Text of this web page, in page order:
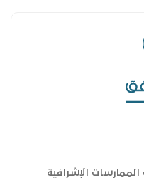
الإشرافية